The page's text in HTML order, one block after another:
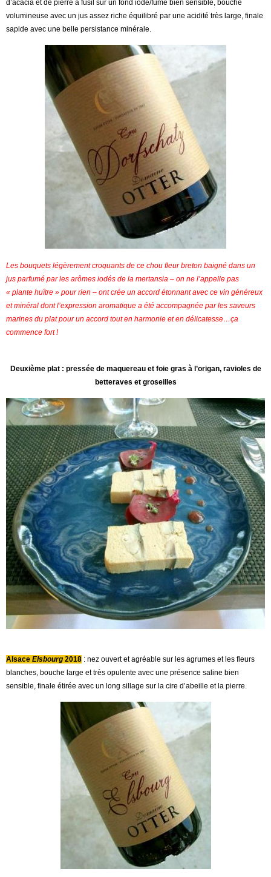
d’acacia et de pierre à fusil sur un fond iodé/fumé bien sensible, bouche
volumineuse avec un jus assez riche équilibré par une acidité très large, finale
sapide avec une belle persistance minérale.
Les bouquets légèrement croquants de ce chou fleur breton baigné dans un
jus parfumé par les arômes iodés de la mertansia – on ne l’appelle pas
« plante huître » pour rien – ont crée un accord étonnant avec ce vin généreux
et minéral dont l’expression aromatique a été accompagnée par les saveurs
marines du plat pour un accord tout en harmonie et en délicatesse…ça
commence fort !
Deuxième plat : pressée de maquereau et foie gras à l’origan, ravioles de
betteraves et groseilles
Alsace Elsbourg 2018 : nez ouvert et agréable sur les agrumes et les fleurs
blanches, bouche large et très opulente avec une présence saline bien
sensible, finale étirée avec un long sillage sur la cire d’abeille et la pierre.